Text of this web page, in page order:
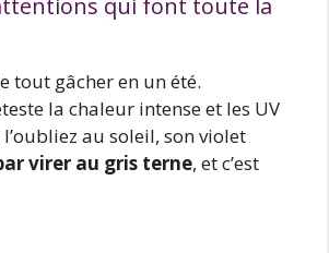
qui font toute la
tout gâcher en un été.
la chaleur intense et les UV
au soleil, son violet
virer au gris terne, et c’est